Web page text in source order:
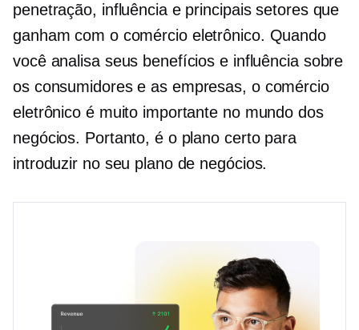
penetração, influência e principais setores que
ganham com o comércio eletrônico. Quando
você analisa seus benefícios e influência sobre
os consumidores e as empresas, o comércio
eletrônico é muito importante no mundo dos
negócios. Portanto, é o plano certo para
introduzir no seu plano de negócios.